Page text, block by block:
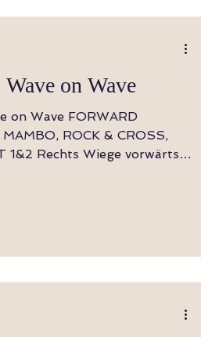
on Wave
FORWARD
ROCK & CROSS,
STEP, TOUCH,